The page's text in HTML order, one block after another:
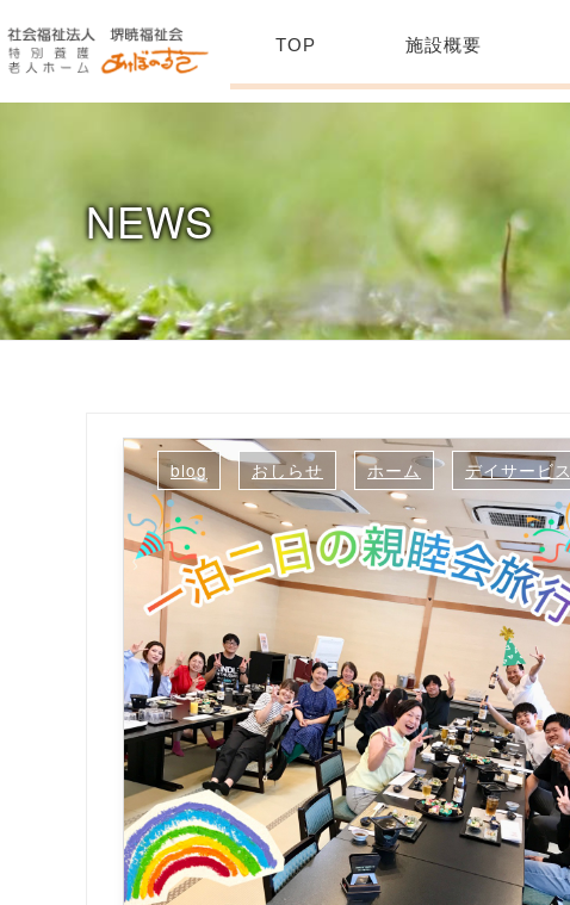
TOP 施設概要
NEWS
blog おしらせ ホーム デイサービス